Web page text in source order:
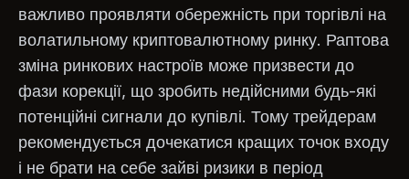
важливо проявляти обережність при торгівлі на
волатильному криптовалютному ринку. Раптова
зміна ринкових настроїв може призвести до
фази корекції, що зробить недійсними будь-які
потенційні сигнали до купівлі. Тому трейдерам
рекомендується дочекатися кращих точок входу
і не брати на себе зайві ризики в період